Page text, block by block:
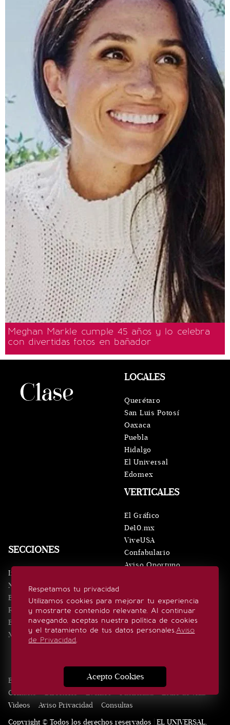
Meghan Markle cumple 45 años y lo celebra
con divertidas fotos en bañador
Respetamos tu privacidad
Utilizamos cookies para mejorar tu experiencia
y mostrarte contenido relevante. Al continuar
navegando, aceptas nuestra política de cookies
y el tratamiento de tus datos personales.Aviso
de Privacidad.
Acepto Cookies
SECCIONES
Inicio
Noticias
Eventos
Realeza
Estilo de vida
Minuto x Minuto
VERTICALES
El Gráfico
De10.mx
ViveUSA
Confabulario
Aviso Oportuno
LOCALES
Querétaro
San Luis Potosí
Oaxaca
Puebla
Hidalgo
El Universal
Edomex
SÍGUENOS
Edición Impresa Noticias Quiénes somos
Contacto
Directorio Eventos Publicidad
Estilo de vida
Videos
Aviso Privacidad
Consultas
Copyright © Todos los derechos reservados | EL UNIVERSAL,